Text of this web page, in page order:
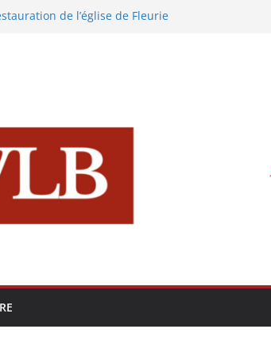
de l’église de Fleurie